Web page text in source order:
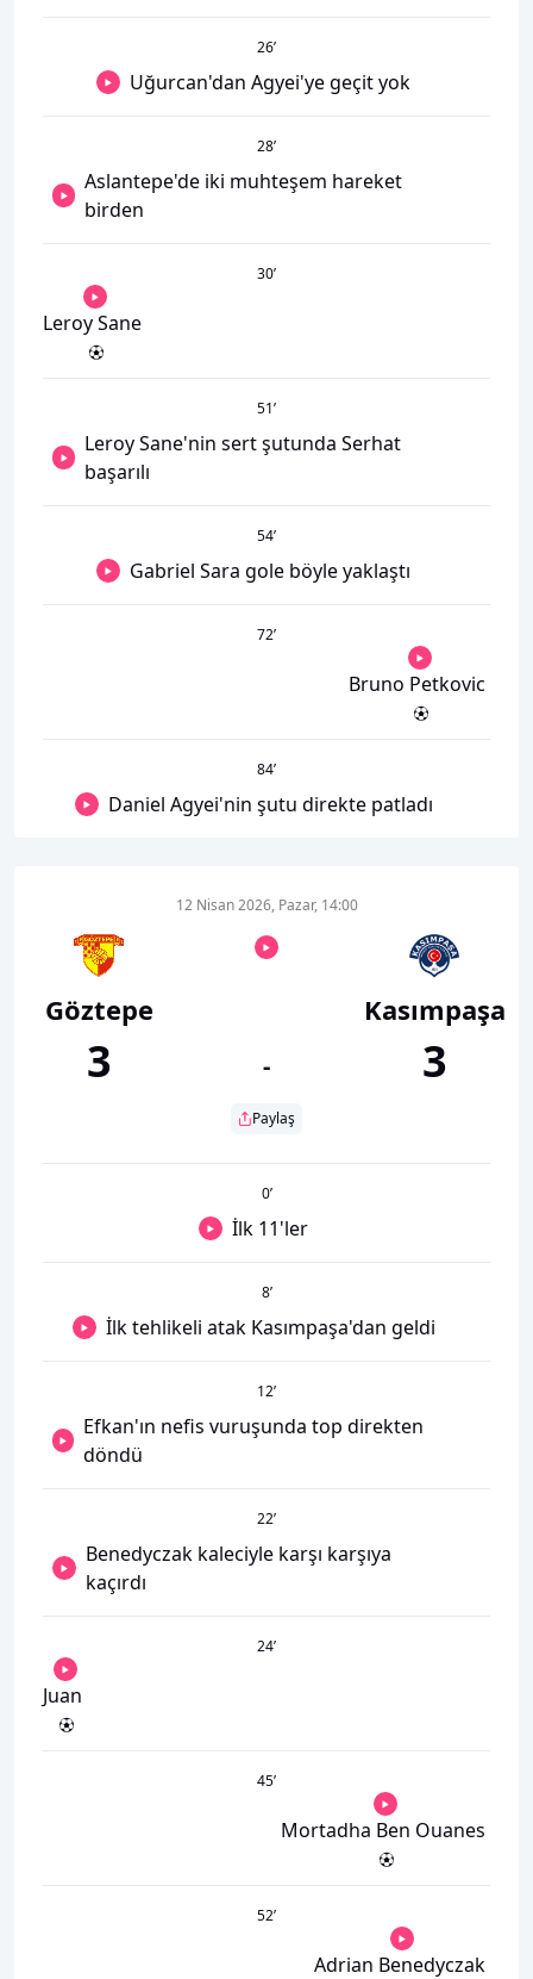
26’
Uğurcan'dan Agyei'ye geçit yok
28’
Aslantepe'de iki muhteşem hareket
birden
30’
Leroy Sane
51’
Leroy Sane'nin sert şutunda Serhat
başarılı
54’
Gabriel Sara gole böyle yaklaştı
72’
Bruno Petkovic
84’
Daniel Agyei'nin şutu direkte patladı
Göztepe
3
12 Nisan 2026, Pazar, 14:00
-
Paylaş
Kasımpaşa
3
0’
İlk 11'ler
8’
İlk tehlikeli atak Kasımpaşa'dan geldi
12’
Efkan'ın nefis vuruşunda top direkten
döndü
22’
Benedyczak kaleciyle karşı karşıya
kaçırdı
24’
Juan
45’
Mortadha Ben Ouanes
52’
Adrian Benedyczak